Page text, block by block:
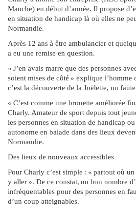
Manche) en début d’année. Il propose
en situation de handicap là où elles ne
Normandie.
Après 12 ans à être ambulancier et
a eu une remise en question.
« J’en avais marre que des personnes
soient mises de côté » explique l’homme
c’est la découverte de la Joëlette, un
« C’est comme une brouette améliorée
Charly. Amateur de sport depuis tout
les personnes en situation de handicap
autonome en balade dans des lieux
Normandie.
Des lieux de nouveaux accessibles
Pour Charly c’est simple : « partout où un
y aller». De ce constat, un bon nombre
infréquentables pour des personnes en
d’un coup atteignables.